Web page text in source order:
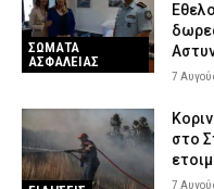
ΣΩΜΑΤΑ
ΑΣΦΑΛΕΙΑΣ
7
στο
7